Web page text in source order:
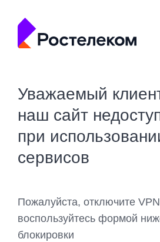
Уважаемый
наш сайт
при
сервисов
Пожалуйста, отключите
воспользуйтесь формой
блокировки